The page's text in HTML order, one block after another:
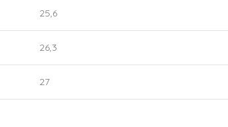
25,6
26,3
27